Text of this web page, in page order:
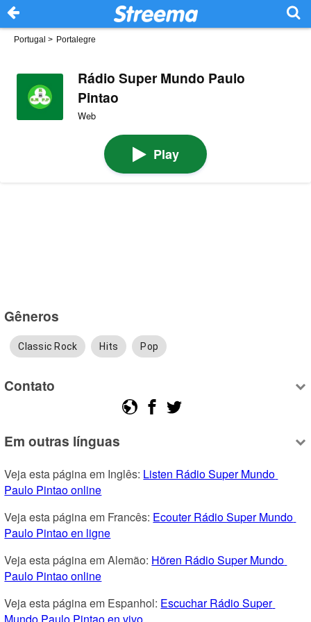
Portugal > Portalegre
Rádio Super Mundo Paulo
Pintao
Web
Play
Gêneros
Classic Rock Hits Pop
Contato
Em outras línguas
Veja esta página em Inglês: Listen Rádio Super Mundo
Paulo Pintao online
Veja esta página em Francês: Ecouter Rádio Super Mundo
Paulo Pintao en ligne
Veja esta página em Alemão: Hören Rádio Super Mundo
Paulo Pintao online
Veja esta página em Espanhol: Escuchar Rádio Super
Mundo Paulo Pintao en vivo